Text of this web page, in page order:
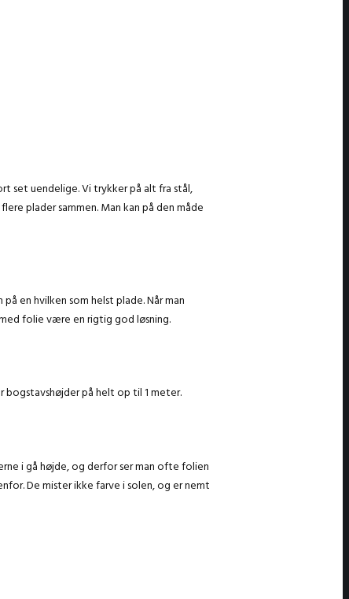
set uendelige. Vi trykker på alt fra stål,
plader sammen. Man kan på den måde
en hvilken som helst plade. Når man
folie være en rigtig god løsning.
bogstavshøjder på helt op til 1 meter.
i gå højde, og derfor ser man ofte folien
De mister ikke farve i solen, og er nemt